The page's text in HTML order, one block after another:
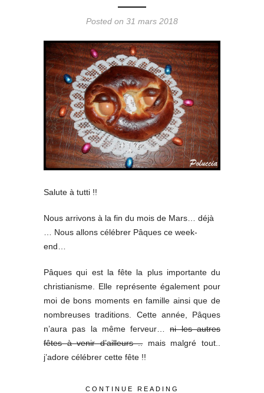
Posted on 31 mars 2018
Salute à tutti !!
Nous arrivons à la fin du mois de Mars… déjà
… Nous allons célébrer Pâques ce week-
end…
Pâques qui est la fête la plus importante du
christianisme. Elle représente également pour
moi de bons moments en famille ainsi que de
nombreuses traditions. Cette année, Pâques
n’aura pas la même ferveur…ni les autres
fêtes à venir d’ailleurs ..mais malgré tout..
j’adore célébrer cette fête !!
CONTINUE READING